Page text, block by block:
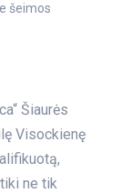
šeimos
Šiaurės
Visockienę
ne tik